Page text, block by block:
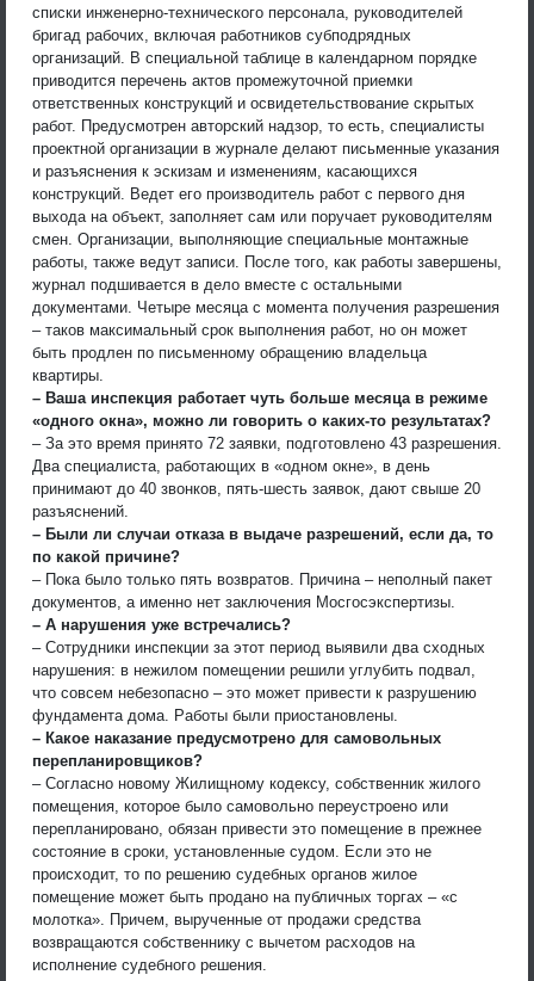
списки инженерно-технического персонала, руководителей
бригад рабочих, включая работников субподрядных
организаций. В специальной таблице в календарном порядке
приводится перечень актов промежуточной приемки
ответственных конструкций и освидетельствование скрытых
работ. Предусмотрен авторский надзор, то есть, специалисты
проектной организации в журнале делают письменные указания
и разъяснения к эскизам и изменениям, касающихся
конструкций. Ведет его производитель работ с первого дня
выхода на объект, заполняет сам или поручает руководителям
смен. Организации, выполняющие специальные монтажные
работы, также ведут записи. После того, как работы завершены,
журнал подшивается в дело вместе с остальными
документами. Четыре месяца с момента получения разрешения
– таков максимальный срок выполнения работ, но он может
быть продлен по письменному обращению владельца
квартиры.
– Ваша инспекция работает чуть больше месяца в режиме
«одного окна», можно ли говорить о каких-то результатах?
– За это время принято 72 заявки, подготовлено 43 разрешения.
Два специалиста, работающих в «одном окне», в день
принимают до 40 звонков, пять-шесть заявок, дают свыше 20
разъяснений.
– Были ли случаи отказа в выдаче разрешений, если да, то
по какой причине?
– Пока было только пять возвратов. Причина – неполный пакет
документов, а именно нет заключения Мосгосэкспертизы.
– А нарушения уже встречались?
– Сотрудники инспекции за этот период выявили два сходных
нарушения: в нежилом помещении решили углубить подвал,
что совсем небезопасно – это может привести к разрушению
фундамента дома. Работы были приостановлены.
– Какое наказание предусмотрено для самовольных
перепланировщиков?
– Согласно новому Жилищному кодексу, собственник жилого
помещения, которое было самовольно переустроено или
перепланировано, обязан привести это помещение в прежнее
состояние в сроки, установленные судом. Если это не
происходит, то по решению судебных органов жилое
помещение может быть продано на публичных торгах – «с
молотка». Причем, вырученные от продажи средства
возвращаются собственнику с вычетом расходов на
исполнение судебного решения.